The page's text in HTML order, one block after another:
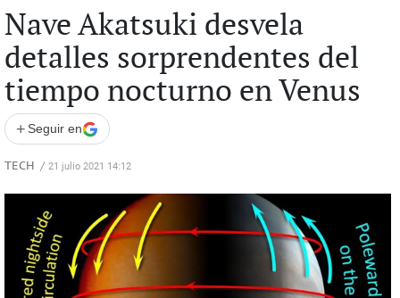
Nave Akatsuki desvela
detalles sorprendentes del
tiempo nocturno en Venus
+ Seguir en
TECH / 21 julio 2021 14:12